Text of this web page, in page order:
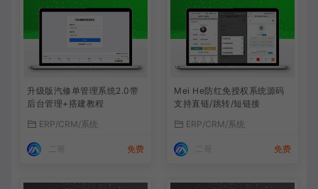
升级版汽修单管理系统2.0带
后台管理+搭建教程
ERP/CRM/系统
免费
Mei He防红免授权系统源码
支持直链/跳转/短链接
ERP/CRM/系统
免费